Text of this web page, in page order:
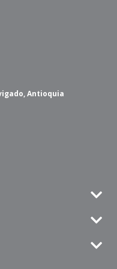
Antioquia